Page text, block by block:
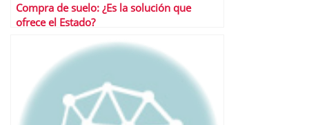
Compra de suelo: ¿Es la solución que
ofrece el Estado?